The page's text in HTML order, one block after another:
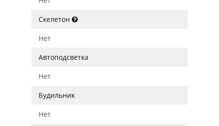
Скелетон
Нет
Автоподсветка
Нет
Будильник
Нет